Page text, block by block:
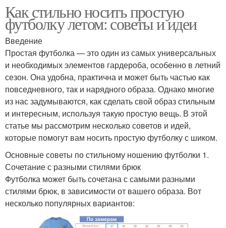
Как стильно носить простую
футболку летом: советы и идеи
Введение
Простая футболка — это один из самых универсальных
и необходимых элементов гардероба, особенно в летний
сезон. Она удобна, практична и может быть частью как
повседневного, так и нарядного образа. Однако многие
из нас задумываются, как сделать свой образ стильным
и интересным, используя такую простую вещь. В этой
статье мы рассмотрим несколько советов и идей,
которые помогут вам носить простую футболку с шиком.
Основные советы по стильному ношению футболки 1.
Сочетание с разными стилями брюк
Футболка может быть сочетана с самыми разными
стилями брюк, в зависимости от вашего образа. Вот
несколько популярных вариантов: